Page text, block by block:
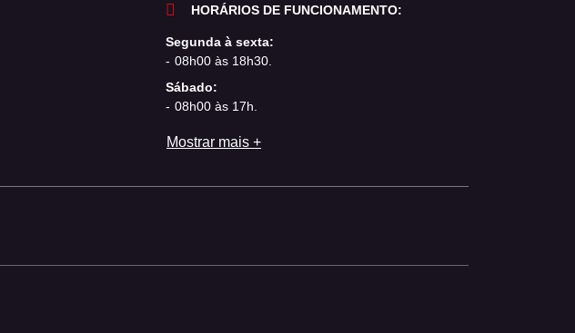
HORÁRIOS DE FUNCIONAMENTO:
Segunda à sexta:
08h00 às 18h30.
Sábado:
08h00 às 17h.
Mostrar mais +